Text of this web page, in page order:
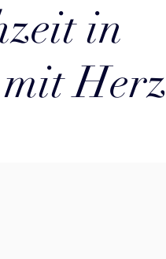
in
Herz